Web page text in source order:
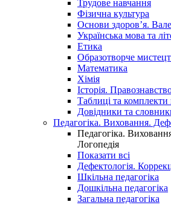
Трудове навчання
Фізична культура
Основи здоров’я.
Українська мова та
Етика
Образотворче
Математика
Хімія
Історія.
Таблиці та комплекти
Довідники та
Педагогіка. Виховання.
Педагогіка.
Логопедія
Показати всі
Дефектологія.
Шкільна педагогіка
Дошкільна педагогіка
Загальна педагогіка